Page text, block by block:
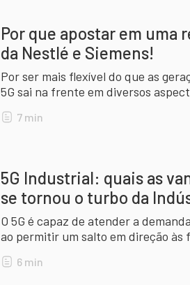
Por que apostar em uma
da Nestlé e Siemens!
Por ser mais flexível do que as
5G sai na frente em diversos
7 min
5G Industrial: quais as
se tornou o turbo da
O 5G é capaz de atender a demanda da indústria, diferente dos seus antecessores,
ao permitir um salto em direção
6 min